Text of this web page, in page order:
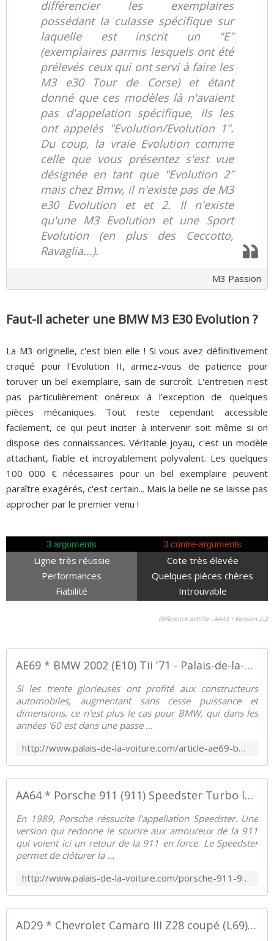
différencier les exemplaires
possédant la culasse spécifique sur
laquelle est inscrit un "E"
(exemplaires parmis lesquels ont été
prélevés ceux qui ont servi à faire les
M3 e30 Tour de Corse) et étant
donné que ces modèles là n'avaient
pas d'appelation spécifique, ils les
ont appelés "Evolution/Evolution 1".
Du coup, la vraie Evolution comme
celle que vous présentez s'est vue
désignée en tant que "Evolution 2"
mais chez Bmw, il n'existe pas de M3
e30 Evolution et et 2. Il n'existe
qu'une M3 Evolution et une Sport
Evolution (en plus des Ceccotto,
Ravaglia...).
M3 Passion
Faut-il acheter une BMW M3 E30 Evolution ?
La M3 originelle, c'est bien elle ! Si vous avez définitivement
craqué pour l'Evolution II, armez-vous de patience pour
toruver un bel exemplaire, sain de surcroît. L'entretien n'est
pas particulièrement onéreux à l'exception de quelques
pièces mécaniques. Tout reste cependant accessible
facilement, ce qui peut inciter à intervenir soit même si on
dispose des connaissances. Véritable joyau, c'est un modèle
attachant, fiable et incroyablement polyvalent. Les quelques
100 000 € nécessaires pour un bel exemplaire peuvent
paraître exagérés, c'est certain... Mais la belle ne se laisse pas
approcher par le premier venu !
3 arguments 3 contre-arguments
Ligne très réussie
Performances
Fiabilité
Cote très élevée
Quelques pièces chères
Introuvable
Référence article : AA43 • Version 3.2
AE69 * BMW 2002 (E10) Tii '71 - Palais-de-la-Voiture.com
Si les trente glorieuses ont profité aux constructeurs
automobiles, augmentant sans cesse puissance et
dimensions, ce n'est plus le cas pour BMW, qui dans les
années '60 est dans une passe ...
http://www.palais-de-la-voiture.com/article-ae69-bmw-2002-e10-tii-88001532.html
AA64 * Porsche 911 (911) Speedster Turbo look 3.2 '89 - Palais-de-la-Voiture.com
En 1989, Porsche réssucite l'appellation Speedster. Une
version qui redonne le sourire aux amoureux de la 911
qui voient ici un retour de la 911 en force. Le Speedster
permet de clôturer la ...
http://www.palais-de-la-voiture.com/porsche-911-911-speedster-turbo-look-3-2-89.html
AD29 * Chevrolet Camaro III Z28 coupé (L69) '83 - Palais-de-la-Voiture.com